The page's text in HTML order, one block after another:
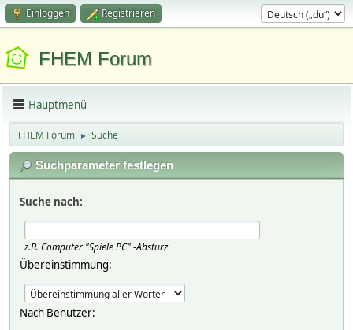
Einloggen Registrieren
FHEM Forum
Hauptmenü
FHEM Forum ► Suche
Suchparameter festlegen
Suche nach:
z.B. Computer "Spiele PC" -Absturz
Übereinstimmung:
Nach Benutzer: